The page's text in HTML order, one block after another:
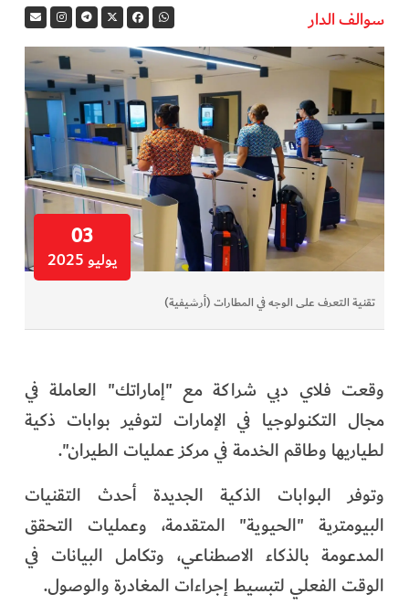
في المرمى
وثائقيات الخور
فن وثقافة
كوكب دبي
تقارير الخور
فيديو
الفرجان
من العالم
الأكثر قراءة
سوالف الدار
03
يوليو 2025
تقنية التعرف على الوجه في المطارات (أرشيفية)
وقعت فلاي دبي شراكة مع "إماراتك" العاملة في
مجال التكنولوجيا في الإمارات لتوفير بوابات ذكية
لطياريها وطاقم الخدمة في مركز عمليات الطيران".
وتوفر البوابات الذكية الجديدة أحدث التقنيات
البيومترية "الحيوية" المتقدمة، وعمليات التحقق
المدعومة بالذكاء الاصطناعي، وتكامل البيانات في
الوقت الفعلي لتبسيط إجراءات المغادرة والوصول.